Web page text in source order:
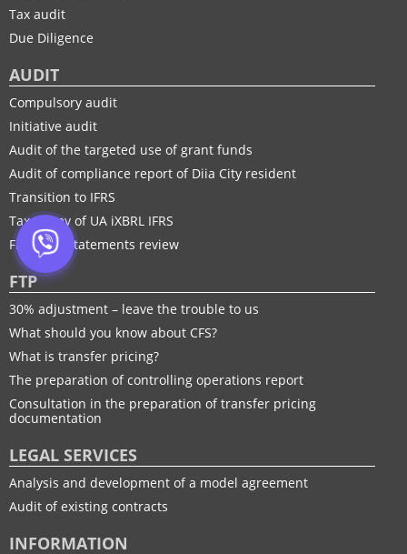
Tax audit
Due Diligence
AUDIT
Compulsory audit
Initiative audit
Audit of the targeted use of grant funds
Audit of compliance report of Diia City resident
Transition to IFRS
Taxonomy of UA іXBRL IFRS
Financial statements review
FTP
30% adjustment – leave the trouble to us
What should you know about CFS?
What is transfer pricing?
The preparation of controlling operations report
Consultation in the preparation of transfer pricing
documentation
LEGAL SERVICES
Analysis and development of a model agreement
Audit of existing contracts
INFORMATION